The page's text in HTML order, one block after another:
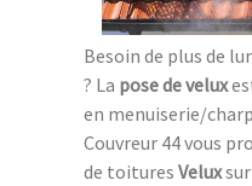
Besoin de plus de
? La pose de velux
en menuiserie/
Couvreur 44 vous
de toitures Velux